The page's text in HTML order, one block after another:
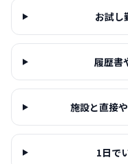
お試し
履歴書
施設と直接
1日で